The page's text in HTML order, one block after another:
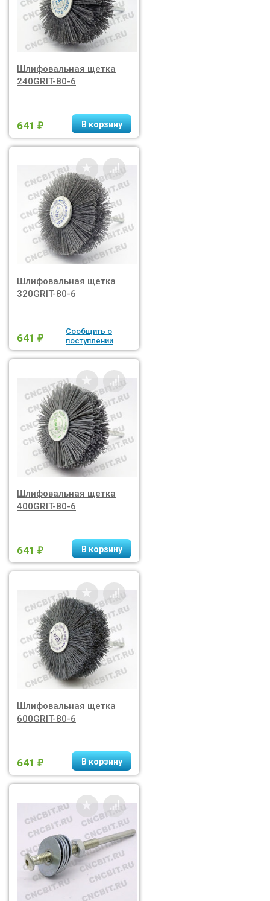
Шлифовальная щетка
240GRIT-80-6
641 ₽
Шлифовальная щетка
320GRIT-80-6
641 ₽
Сообщить о
поступлении
Шлифовальная щетка
400GRIT-80-6
641 ₽
Шлифовальная щетка
600GRIT-80-6
641 ₽